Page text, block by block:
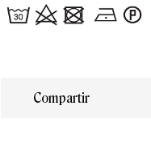
Compartir